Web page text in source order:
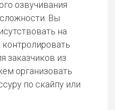
озвучивания
Вы
на
контролировать
заказчиков из
организовать
по скайпу или